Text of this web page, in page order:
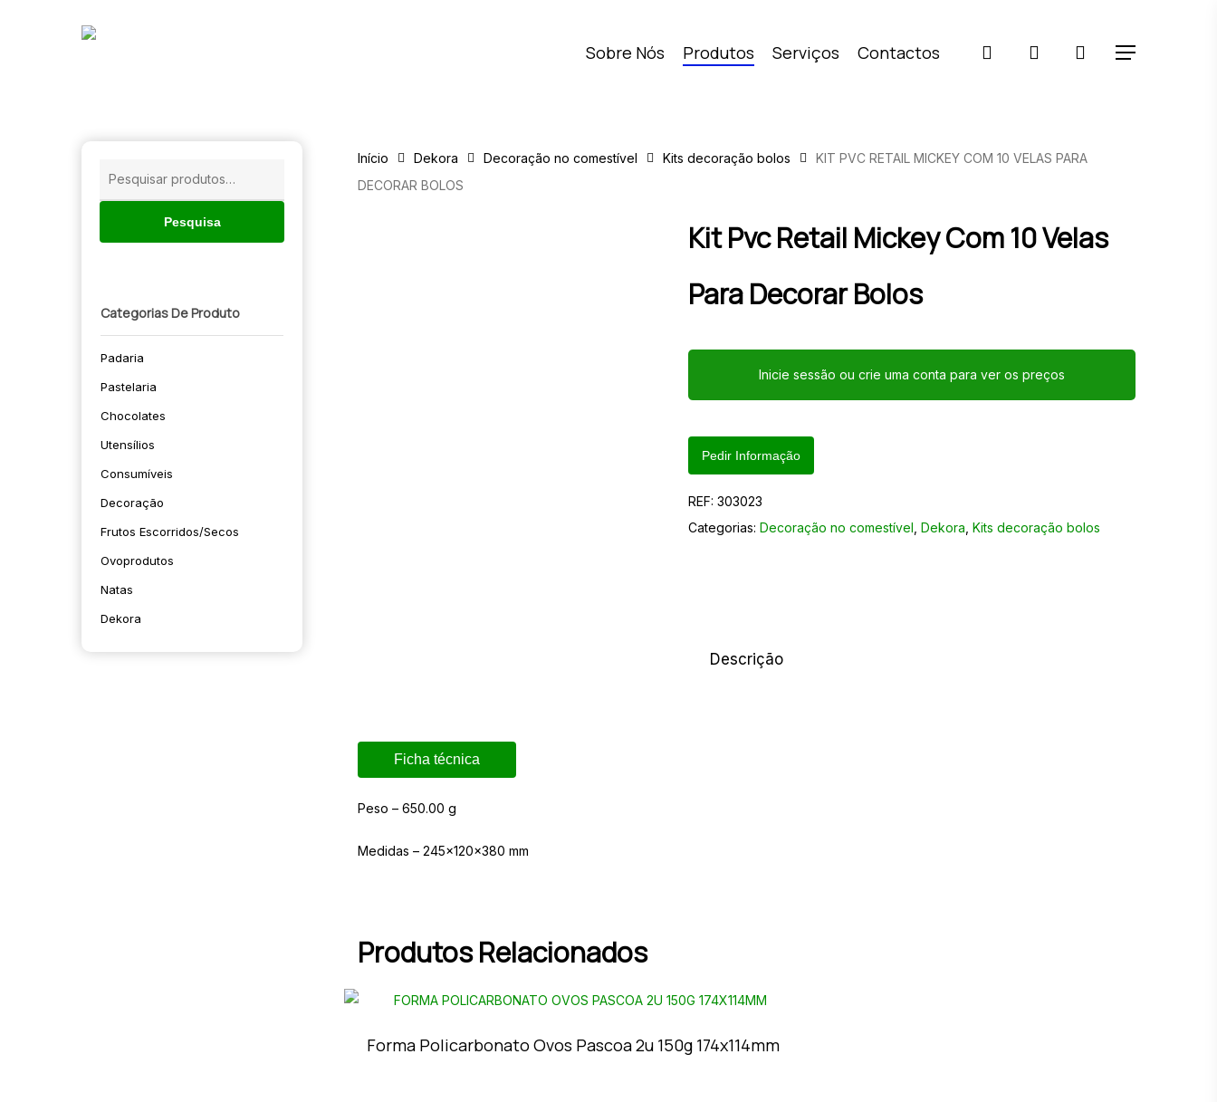
🔍
Sobre Nós Produtos Serviços Contactos pesquisaraccount Menu
Pesquisa
Categorias De Produto
Padaria
Pastelaria
Chocolates
Utensílios
Consumíveis
Decoração
Frutos Escorridos/secos
Ovoprodutos
Natas
Dekora
Início Dekora Decoração no comestível Kits decoração bolos
KIT PVC RETAIL MICKEY COM 10 VELAS PARA
DECORAR BOLOS
Kit Pvc Retail Mickey Com 10 Velas
Para Decorar Bolos
Inicie sessão ou crie uma conta para ver os preços
Pedir Informação
REF:303023
Categorias:Decoração no comestível ,Dekora ,Kits decoração bolos
Descrição
Ficha técnica
Peso – 650.00 g
Medidas – 245x120x380 mm
Produtos Relacionados
Forma Policarbonato Ovos Pascoa 2u 150g 174x114mm